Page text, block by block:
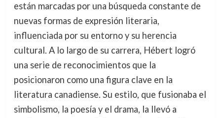
están marcadas por una búsqueda constante de
nuevas formas de expresión literaria,
influenciada por su entorno y su herencia
cultural. A lo largo de su carrera, Hébert logró
una serie de reconocimientos que la
posicionaron como una figura clave en la
literatura canadiense. Su estilo, que fusionaba el
simbolismo, la poesía y el drama, la llevó a